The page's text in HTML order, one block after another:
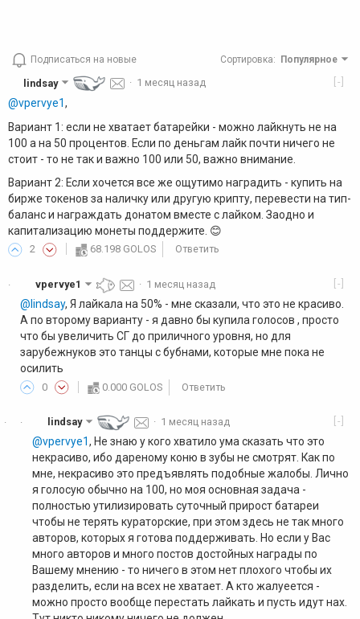
Подписаться на новые Сортировка: Популярное
[-]
lindsay · 1 месяц назад
@vpervye1,
Вариант 1: если не хватает батарейки - можно лайкнуть не на
100 а на 50 процентов. Если по деньгам лайк почти ничего не
стоит - то не так и важно 100 или 50, важно внимание.
Вариант 2: Если хочется все же ощутимо наградить - купить на
бирже токенов за наличку или другую крипту, перевести на тип-
баланс и награждать донатом вместе с лайком. Заодно и
капитализацию монеты поддержите. 😊
2 68.198 GOLOS Ответить
· [-]
vpervye1 · 1 месяц назад
@lindsay, Я лайкала на 50% - мне сказали, что это не красиво.
А по второму варианту - я давно бы купила голосов , просто
что бы увеличить СГ до приличного уровня, но для
зарубежнуков это танцы с бубнами, которые мне пока не
осилить
0 0.000 GOLOS Ответить
·
· [-]
lindsay · 1 месяц назад
@vpervye1, Не знаю у кого хватило ума сказать что это
некрасиво, ибо дареному коню в зубы не смотрят. Как по
мне, некрасиво это предъявлять подобные жалобы. Лично
я голосую обычно на 100, но моя основная задача -
полностью утилизировать суточный прирост батареи
чтобы не терять кураторские, при этом здесь не так много
авторов, которых я готова поддерживать. Но если у Вас
много авторов и много постов достойных награды по
Вашему мнению - то ничего в этом нет плохого чтобы их
разделить, если на всех не хватает. А кто жалуеется -
можно просто вообще перестать лайкать и пусть идут нах.